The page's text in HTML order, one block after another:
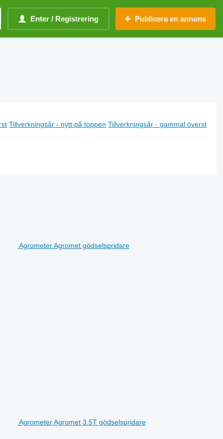
Enter / Registrering Publicera en annons
Tillverkningsår - nytt på toppen Tillverkningsår - gammal överst
Agrometer Agromet gödselspridare
Agrometer Agromet 3.5T gödselspridare